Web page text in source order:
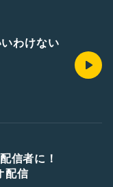
わけない
信者に！
配信